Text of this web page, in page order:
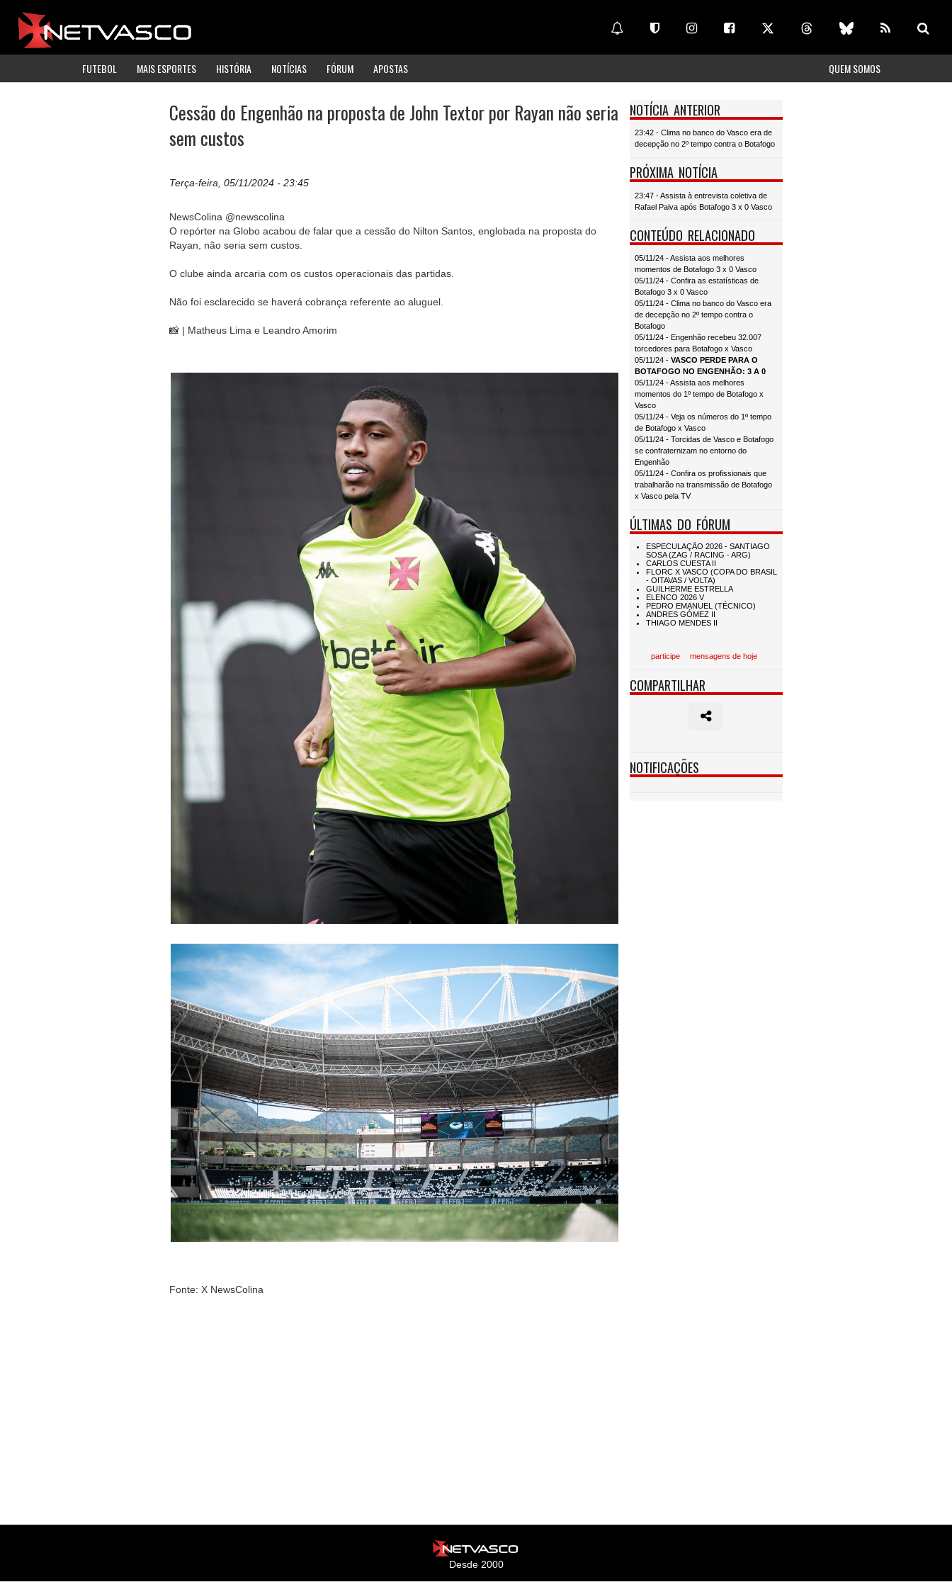
FUTEBOL MAIS ESPORTES HISTÓRIA NOTÍCIAS FÓRUM APOSTAS QUEM SOMOS
Cessão do Engenhão na proposta de John Textor por Rayan não seria
sem custos
Terça-feira, 05/11/2024 - 23:45
NewsColina @newscolina
O repórter na Globo acabou de falar que a cessão do Nilton Santos, englobada na proposta do
Rayan, não seria sem custos.
O clube ainda arcaria com os custos operacionais das partidas.
Não foi esclarecido se haverá cobrança referente ao aluguel.
📸 | Matheus Lima e Leandro Amorim
Fonte: X NewsColina
NOTÍCIA ANTERIOR
23:42 - Clima no banco do Vasco era de
decepção no 2º tempo contra o Botafogo
PRÓXIMA NOTÍCIA
23:47 - Assista à entrevista coletiva de
Rafael Paiva após Botafogo 3 x 0 Vasco
CONTEÚDO RELACIONADO
05/11/24 - Assista aos melhores
momentos de Botafogo 3 x 0 Vasco
05/11/24 - Confira as estatísticas de
Botafogo 3 x 0 Vasco
05/11/24 - Clima no banco do Vasco era
de decepção no 2º tempo contra o
Botafogo
05/11/24 - Engenhão recebeu 32.007
torcedores para Botafogo x Vasco
05/11/24 - VASCO PERDE PARA O
BOTAFOGO NO ENGENHÃO: 3 A 0
05/11/24 - Assista aos melhores
momentos do 1º tempo de Botafogo x
Vasco
05/11/24 - Veja os números do 1º tempo
de Botafogo x Vasco
05/11/24 - Torcidas de Vasco e Botafogo
se confraternizam no entorno do
Engenhão
05/11/24 - Confira os profissionais que
trabalharão na transmissão de Botafogo
x Vasco pela TV
ÚLTIMAS DO FÓRUM
participe mensagens de hoje
COMPARTILHAR
NOTIFICAÇÕES
Desde 2000